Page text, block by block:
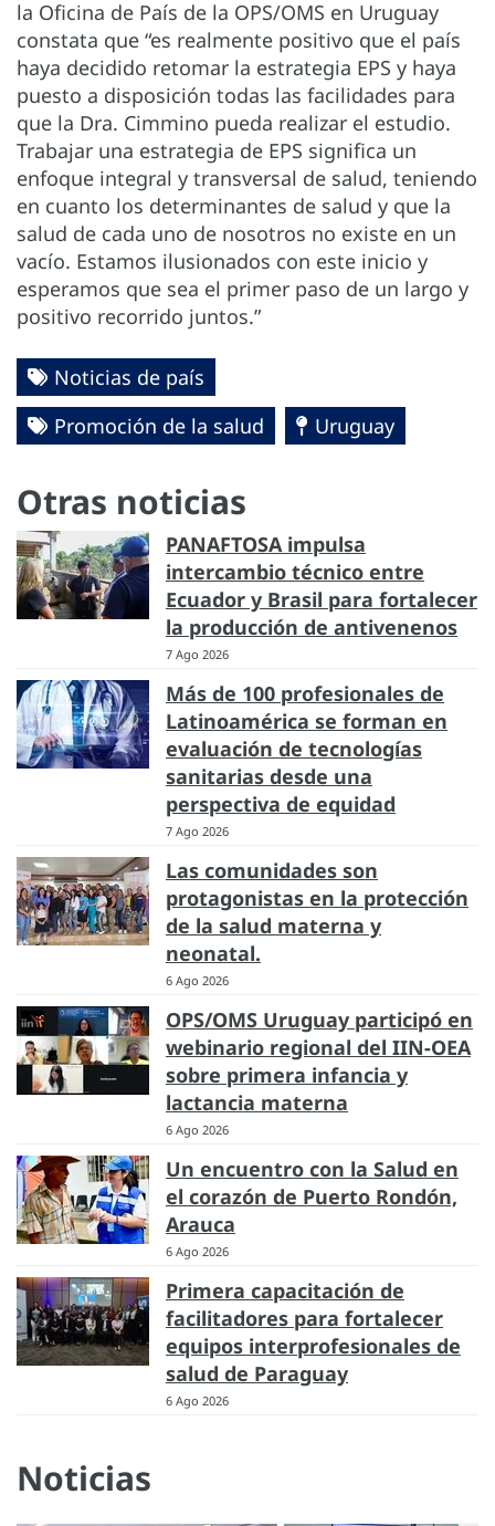
la Oficina de País de la OPS/OMS en Uruguay
constata que “es realmente positivo que el país
haya decidido retomar la estrategia EPS y haya
puesto a disposición todas las facilidades para
que la Dra. Cimmino pueda realizar el estudio.
Trabajar una estrategia de EPS significa un
enfoque integral y transversal de salud, teniendo
en cuanto los determinantes de salud y que la
salud de cada uno de nosotros no existe en un
vacío. Estamos ilusionados con este inicio y
esperamos que sea el primer paso de un largo y
positivo recorrido juntos.”
Noticias de país
Promoción de la salud
Uruguay
Otras noticias
PANAFTOSA impulsa
intercambio técnico entre
Ecuador y Brasil para fortalecer
la producción de antivenenos
7 Ago 2026
Más de 100 profesionales de
Latinoamérica se forman en
evaluación de tecnologías
sanitarias desde una
perspectiva de equidad
7 Ago 2026
Las comunidades son
protagonistas en la protección
de la salud materna y
neonatal.
6 Ago 2026
OPS/OMS Uruguay participó en
webinario regional del IIN-OEA
sobre primera infancia y
lactancia materna
6 Ago 2026
Un encuentro con la Salud en
el corazón de Puerto Rondón,
Arauca
6 Ago 2026
Primera capacitación de
facilitadores para fortalecer
equipos interprofesionales de
salud de Paraguay
6 Ago 2026
Noticias